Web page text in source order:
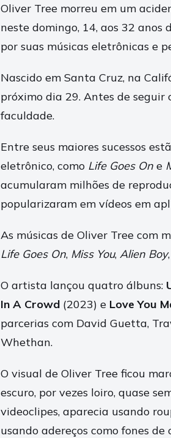
Oliver Tree morreu em um
neste domingo, 14, aos 32
por suas músicas eletrônicas e
Nascido em Santa Cruz, na
próximo dia 29. Antes de
faculdade.
Entre seus maiores sucessos
eletrônico, como Life Goes On e
acumularam milhões de
popularizaram em vídeos em
As músicas de Oliver Tree com
Life Goes On, Miss You, Alien Boy,
O artista lançou quatro álbuns:
In A Crowd (2023) e Love You
parcerias com David Guetta,
Whethan.
O visual de Oliver Tree ficou
escuro, por vezes loiro, quase
videoclipes, aparecia usando
usando adereços como fones